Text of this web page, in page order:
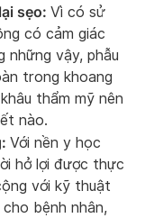
sẹo: Vì có sử
có cảm giác
những vậy, phẫu
trong khoang
thẩm mỹ nên
nào.
Với nền y học
hở lợi được thực
với kỹ thuật
bệnh nhân,